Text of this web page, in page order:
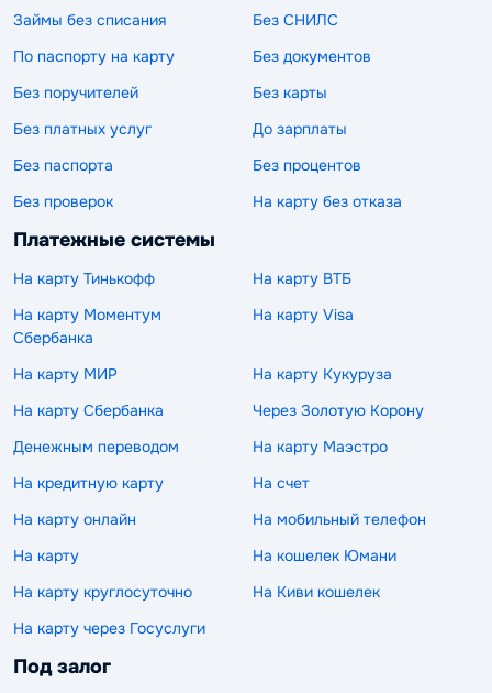
Займы без списания
Без СНИЛС
По паспорту на карту
Без документов
Без поручителей
Без карты
Без платных услуг
До зарплаты
Без паспорта
Без процентов
Без проверок
На карту без отказа
Платежные системы
На карту Тинькофф
На карту ВТБ
На карту Моментум
Сбербанка
На карту Visa
На карту МИР
На карту Кукуруза
На карту Сбербанка
Через Золотую Корону
Денежным переводом
На карту Маэстро
На кредитную карту
На счет
На карту онлайн
На мобильный телефон
На карту
На кошелек Юмани
На карту круглосуточно
На Киви кошелек
На карту через Госуслуги
Под залог